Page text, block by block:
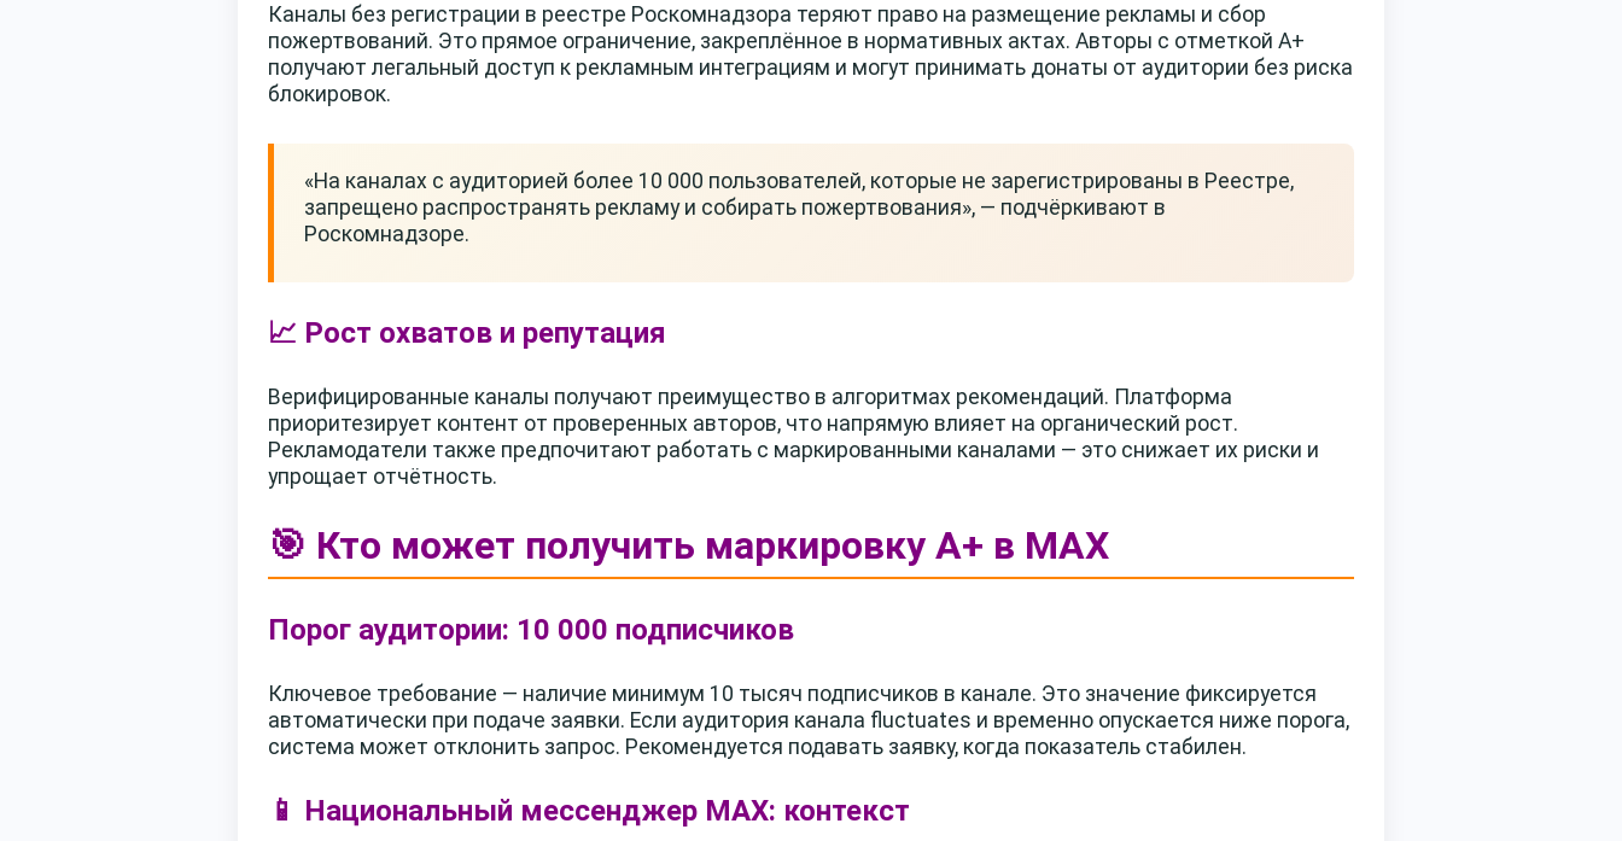
Каналы без регистрации в реестре Роскомнадзора теряют право на размещение рекламы и сбор
пожертвований. Это прямое ограничение, закреплённое в нормативных актах. Авторы с отметкой А+
получают легальный доступ к рекламным интеграциям и могут принимать донаты от аудитории без риска
блокировок.
«На каналах с аудиторией более 10 000 пользователей, которые не зарегистрированы в Реестре,
запрещено распространять рекламу и собирать пожертвования», — подчёркивают в
Роскомнадзоре.
📈 Рост охватов и репутация
Верифицированные каналы получают преимущество в алгоритмах рекомендаций. Платформа
приоритезирует контент от проверенных авторов, что напрямую влияет на органический рост.
Рекламодатели также предпочитают работать с маркированными каналами — это снижает их риски и
упрощает отчётность.
🎯 Кто может получить маркировку А+ в MAX
Порог аудитории: 10 000 подписчиков
Ключевое требование — наличие минимум 10 тысяч подписчиков в канале. Это значение фиксируется
автоматически при подаче заявки. Если аудитория канала fluctuates и временно опускается ниже порога,
система может отклонить запрос. Рекомендуется подавать заявку, когда показатель стабилен.
📱 Национальный мессенджер MAX: контекст